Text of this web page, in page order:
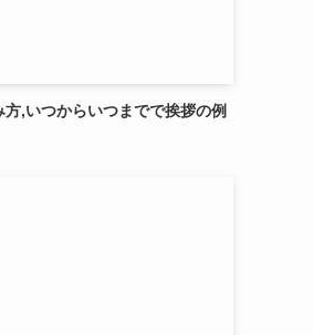
,いつからいつまでで挨拶の例